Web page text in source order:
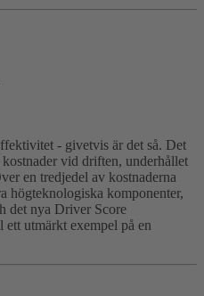
- givetvis är det så. Det
vid driften, underhållet
en tredjedel av kostnaderna
högteknologiska komponenter,
det nya Driver Score
ett utmärkt exempel på en